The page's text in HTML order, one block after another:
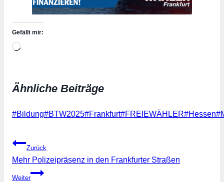
Gefällt mir:
Wird
Ähnliche Beiträge
Schlagworte:
#Bildung#BTW2025#Frankfurt#FREIEWÄHLER#Hessen#
Beitragsnavigation
Zurück
Mehr Polizeipräsenz in den Frankfurter Straßen
Weiter